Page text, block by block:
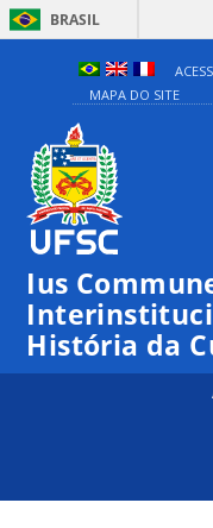
BRASIL
MAPA DO SITE
Ius
História da